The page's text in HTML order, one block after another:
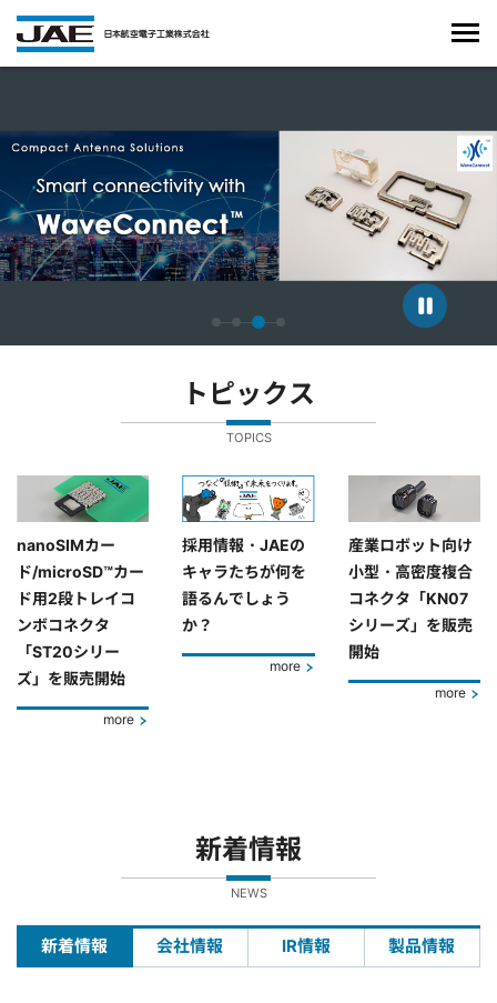
トピックス
TOPICS
nanoSIMカー
ド/microSD™カー
ド用2段トレイコ
ンボコネクタ
「ST20シリー
ズ」を販売開始
more
採用情報・JAEの
キャラたちが何を
語るんでしょう
か？
more
産業ロボット向け
小型・高密度複合
コネクタ「KN07
シリーズ」を販売
開始
more
新着情報
NEWS
新着情報 会社情報 IR情報 製品情報